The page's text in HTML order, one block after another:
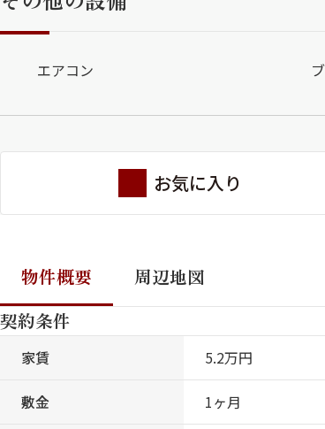
エアコン
お気に入り
物件概要
周辺地図
契約条件
家賃 5.2万円
敷金 1ヶ月